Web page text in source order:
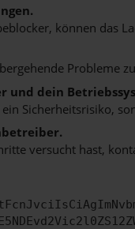
können das
Probleme
und dein
Sicherheitsrisiko,
versucht hast,